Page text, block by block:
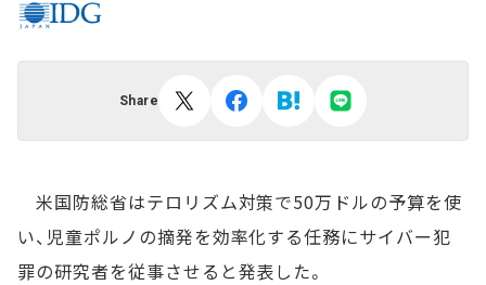
Share
米国防総省はテロリズム対策で50万ドルの予算を使
い、児童ポルノの摘発を効率化する任務にサイバー犯
罪の研究者を従事させると発表した。